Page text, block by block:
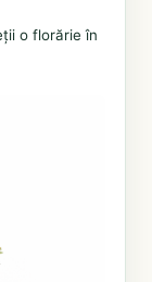
o florărie în